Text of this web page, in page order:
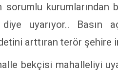
sorumlu kurumlarından
uyarıyor.. Basın
arttıran terör şehire
bekçisi mahalleliyi